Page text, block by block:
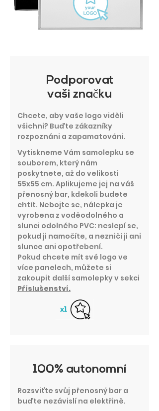
Podporovat
vaši značku
Chcete, aby vaše logo viděli
všichni? Buďte zákazníky
rozpoznáni a zapamatováni.
Vytiskneme Vám samolepku se
souborem, který nám
poskytnete, až do velikosti
55x55 cm. Aplikujeme jej na váš
přenosný bar, kdekoli budete
chtít. Nebojte se, nálepka je
vyrobena z voděodolného a
slunci odolného PVC: neslepí se,
pokud ji namočíte, a nezničí ji ani
slunce ani opotřebení.
Pokud chcete mít své logo ve
více panelech, můžete si
zakoupit další samolepky v sekci
Příslušenství.
100% autonomní
Rozsviťte svůj přenosný bar a
buďte nezávislí na elektřině.